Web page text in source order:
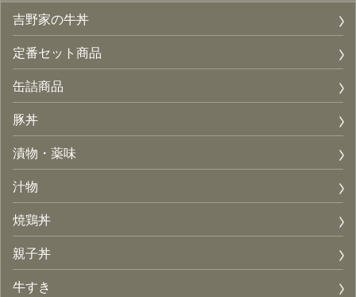
吉野家の牛丼
定番セット商品
缶詰商品
豚丼
漬物・薬味
汁物
焼鶏丼
親子丼
牛すき